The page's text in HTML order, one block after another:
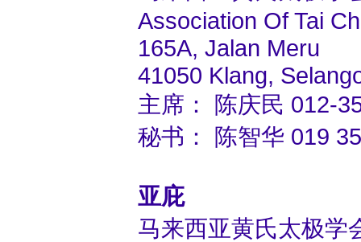
Association Of Tai
165A, Jalan Meru
41050 Klang,
主席： 陈庆民 012-
秘书： 陈智华 019
亚庇
马来西亚黄氏太极学